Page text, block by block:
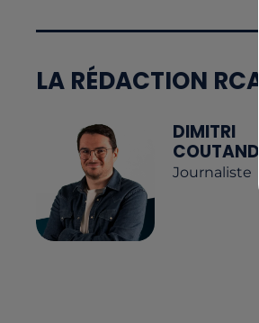
LA RÉDACTION RCA
DIMITRI
COUTAND
Journaliste